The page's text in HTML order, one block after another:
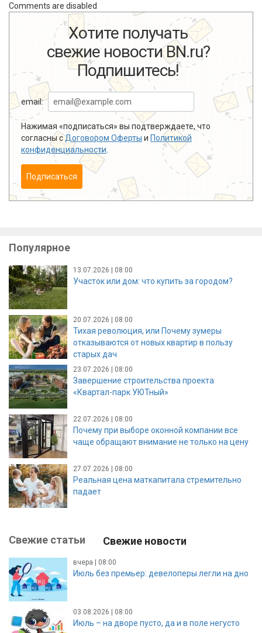
Comments are disabled
Хотите получать
свежие новости BN.ru?
Подпишитесь!
email:
Нажимая «подписаться» вы подтверждаете, что
согласны сДоговором Оферты и Политикой
конфиденциальности
Подписаться
Популярное
13.07.2026 | 08:00
Участок или дом: что купить за городом?
20.07.2026 | 08:00
Тихая революция, или Почему зумеры
отказываются от новых квартир в пользу
старых дач
23.07.2026 | 08:00
Завершение строительства проекта
«Квартал-парк УЮТный»
22.07.2026 | 08:00
Почему при выборе оконной компании все
чаще обращают внимание не только на цену
27.07.2026 | 08:00
Реальная цена маткапитала стремительно
падает
Свежие статьи Свежие новости
вчера | 08:00
Июль без премьер: девелоперы легли на дно
03.08.2026 | 08:00
Июль – на дворе пусто, да и в поле негусто